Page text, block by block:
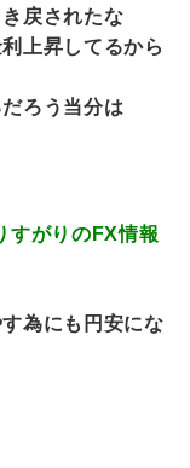
戻されたな
上昇してるから
ろう当分は
すがりのFX情報
為にも円安にな